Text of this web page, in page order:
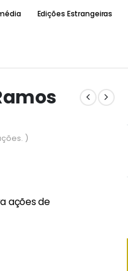
Edições Estrangeiras
)
ações de